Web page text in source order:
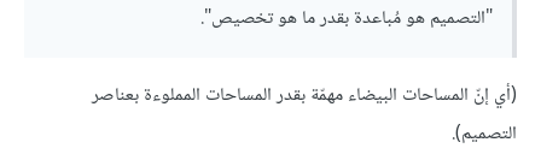
"التصميم هو مُباعدة بقدر ما هو تخصيص".
(أي إنّ المساحات البيضاء مهمّة بقدر المساحات المملوءة بعناصر
التصميم).